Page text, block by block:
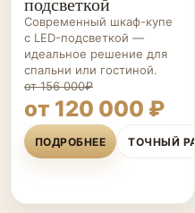
Современный шкаф-купе
с LED-подсветкой —
идеальное решение для
спальни или гостиной.
от 156 000₽
от 120 000 ₽
ПОДРОБНЕЕ ТОЧНЫЙ